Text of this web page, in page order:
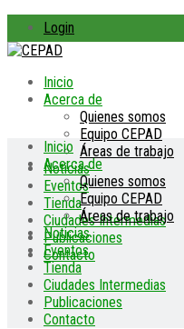
Login
Inicio
Acerca de
Quienes somos
Equipo CEPAD
Áreas de trabajo
Noticias
Eventos
Tienda
Ciudades Intermedias
Publicaciones
Contacto
Inicio
Acerca de
Quienes somos
Equipo CEPAD
Áreas de trabajo
Noticias
Eventos
Tienda
Ciudades Intermedias
Publicaciones
Contacto